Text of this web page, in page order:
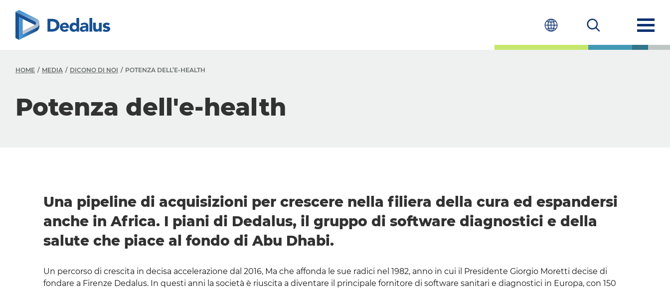
HOME MEDIA DICONO DI NOI POTENZA DELL’E-HEALTH
Potenza dell'e-health
Una pipeline di acquisizioni per crescere nella filiera della cura ed espandersi
anche in Africa. I piani di Dedalus, il gruppo di software diagnostici e della
salute che piace al fondo di Abu Dhabi.
Un percorso di crescita in decisa accelerazione dal 2016, Ma che affonda le sue radici nel 1982, anno in cui il Presidente Giorgio Moretti decise di
fondare a Firenze Dedalus. In questi anni la società è riuscita a diventare il principale fornitore di software sanitari e diagnostici in Europa, con 150